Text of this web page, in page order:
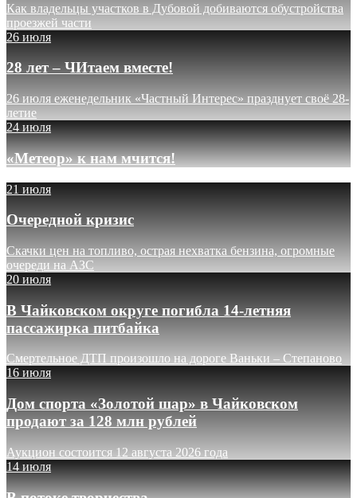
Как владельцы участков в Дубовой добиваются обустройства
проезжей части
26 июля
28 лет – ЧИтаем вместе!
26 июля еженедельник «Частный Интерес» празднует своё 28-
летие
24 июля
«Метеор» к нам мчится!
21 июля
Очередной кризис
Скачки цен на топливо, острая нехватка бензина, огромные
очереди на АЗС
20 июля
В Чайковском округе погибла 14-летняя
пассажирка питбайка
Смертельное ДТП произошло на дороге Ваньки – Степаново
16 июля
Дом спорта «Золотой шар» в Чайковском
продают за 128 млн рублей
Аукцион состоится 12 августа 2026 года
14 июля